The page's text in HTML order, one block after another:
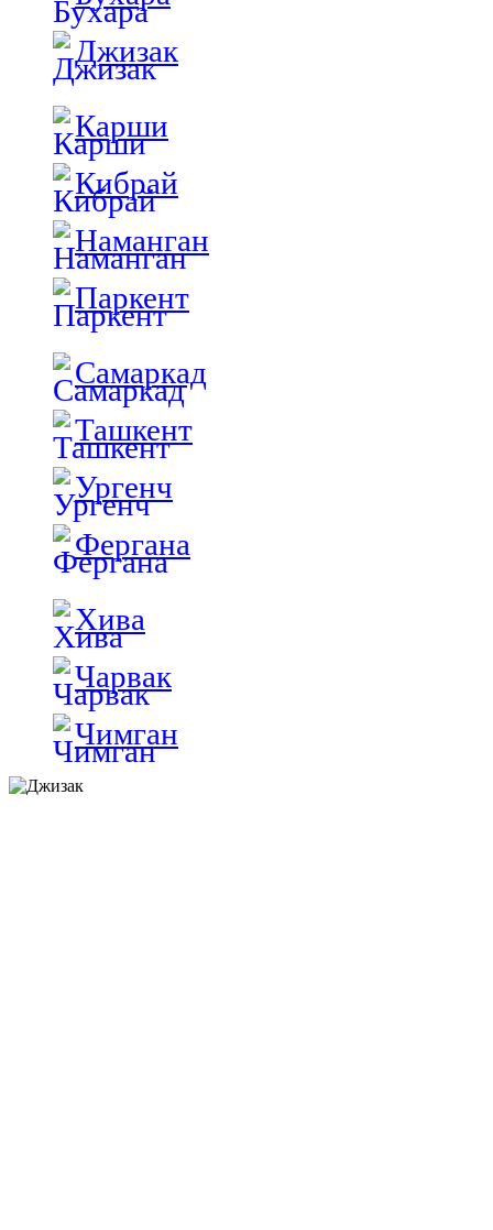
Джизак
Карши
Кибрай
Наманган
Паркент
Самаркад
Ташкент
Ургенч
Фергана
Хива
Чарвак
Чимган